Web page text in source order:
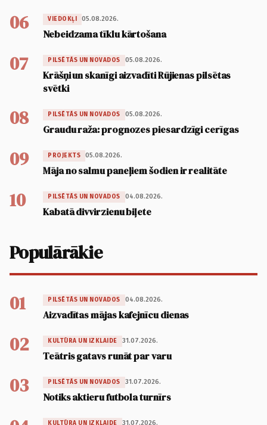
06 VIEDOKĻI 05.08.2026.
Nebeidzama tīklu kārtošana
07 PILSĒTĀS UN NOVADOS 05.08.2026.
Krāšņi un skanīgi aizvadīti Rūjienas pilsētas
svētki
08 PILSĒTĀS UN NOVADOS 05.08.2026.
Graudu raža: prognozes piesardzīgi cerīgas
09 PROJEKTS 05.08.2026.
Māja no salmu paneļiem šodien ir realitāte
10 PILSĒTĀS UN NOVADOS 04.08.2026.
Kabatā divvirzienu biļete
Populārākie
01 PILSĒTĀS UN NOVADOS 04.08.2026.
Aizvadītas mājas kafejnīcu dienas
02 KULTŪRA UN IZKLAIDE 31.07.2026.
Teātris gatavs runāt par varu
03 PILSĒTĀS UN NOVADOS 31.07.2026.
Notiks aktieru futbola turnīrs
KULTŪRA UN IZKLAIDE 31.07.2026.